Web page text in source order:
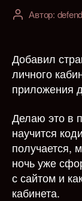
АвторАвтор: defend
Добавил
личного
приложения
Делаю это в
научится
получается,
ночь уже
с сайтом и
кабинета.